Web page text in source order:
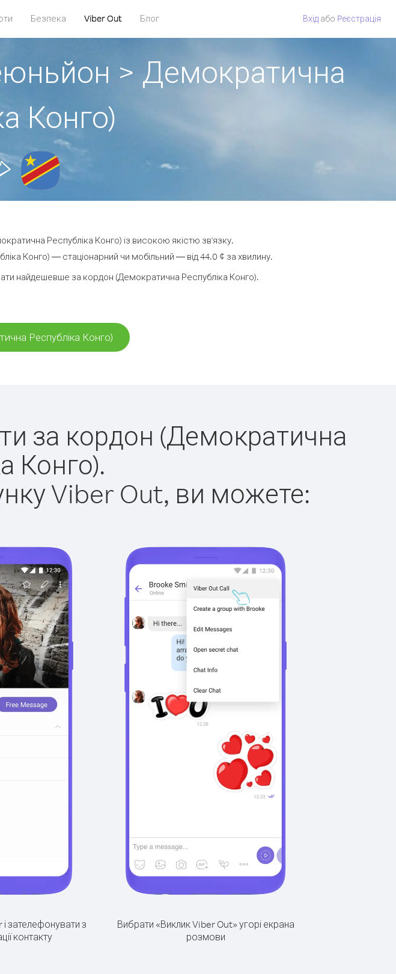
Безпека Viber Out Блог Вхід або Pеєстрація
> Демократична
Конго)
Республіка Конго) із високою якістю зв'язку.
Конго) — стаціонарний чи мобільний — від 44.0 ¢ за хвилину.
найдешевше за кордон (Демократична Республіка Конго).
Республіка Конго)
за кордон (Демократична
Конго).
Viber Out, ви можете:
зателефонувати з
контакту
Вибрати «Виклик Viber Out» угорі екрана
розмови